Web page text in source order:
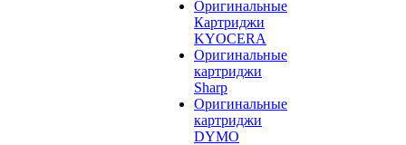
Оригинальные
Картриджи
KYOCERA
Оригинальные
картриджи
Sharp
Оригинальные
картриджи
DYMO